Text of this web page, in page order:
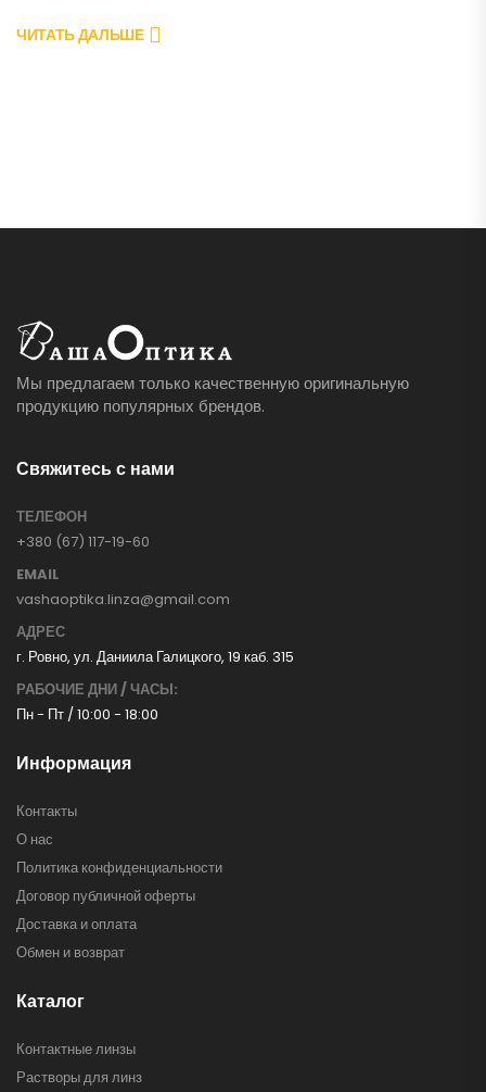
ЧИТАТЬ ДАЛЬШЕ
Мы предлагаем только качественную оригинальную
продукцию популярных брендов.
Свяжитесь с нами
ТЕЛЕФОН
+380 (67) 117-19-60
EMAIL
vashaoptika.linza@gmail.com
АДРЕС
г. Ровно, ул. Даниила Галицкого, 19 каб. 315
РАБОЧИЕ ДНИ / ЧАСЫ:
Пн - Пт / 10:00 - 18:00
Информация
Контакты
О нас
Политика конфиденциальности
Договор публичной оферты
Доставка и оплата
Обмен и возврат
Каталог
Контактные линзы
Растворы для линз